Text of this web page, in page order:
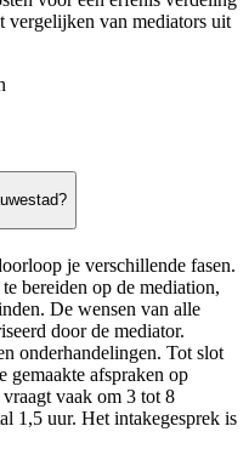
vergelijken van mediators uit
je verschillende fasen.
bereiden op de mediation,
De wensen van alle
door de mediator.
onderhandelingen. Tot slot
gemaakte afspraken op
vaak om 3 tot 8
1,5 uur. Het intakegesprek is